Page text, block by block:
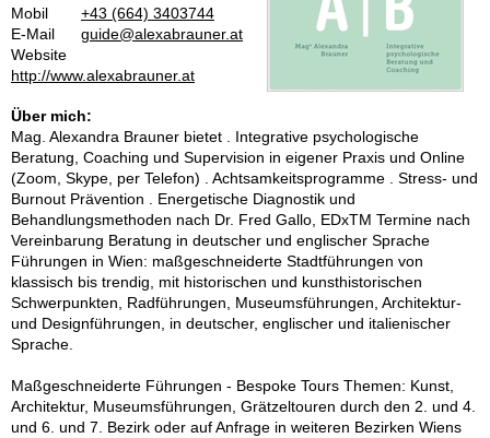
Mobil
+43 (664) 3403744
E-Mail
guide@alexabrauner.at
Website
http://www.alexabrauner.at
Über mich:
Mag. Alexandra Brauner bietet . Integrative psychologische
Beratung, Coaching und Supervision in eigener Praxis und Online
(Zoom, Skype, per Telefon) . Achtsamkeitsprogramme . Stress- und
Burnout Prävention . Energetische Diagnostik und
Behandlungsmethoden nach Dr. Fred Gallo, EDxTM Termine nach
Vereinbarung Beratung in deutscher und englischer Sprache
Führungen in Wien: maßgeschneiderte Stadtführungen von
klassisch bis trendig, mit historischen und kunsthistorischen
Schwerpunkten, Radführungen, Museumsführungen, Architektur-
und Designführungen, in deutscher, englischer und italienischer
Sprache.
Maßgeschneiderte Führungen - Bespoke Tours Themen: Kunst,
Architektur, Museumsführungen, Grätzeltouren durch den 2. und 4.
und 6. und 7. Bezirk oder auf Anfrage in weiteren Bezirken Wiens